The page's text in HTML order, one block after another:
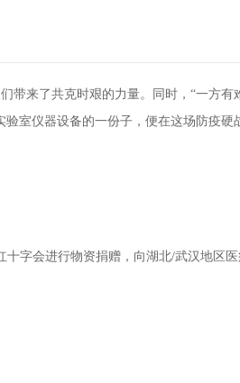
带来了共克时艰的力量。同时，“一方有
验室仪器设备的一份子 ，便在这场防疫硬
字会进行物资捐赠，向湖北/武汉地区